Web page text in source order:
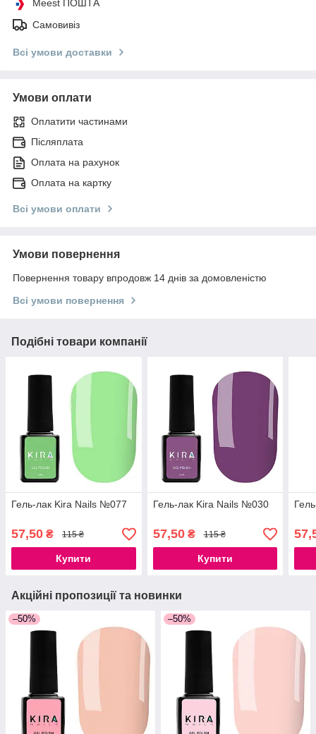
Meest ПОШТА
Самовивіз
Всі умови доставки
Умови оплати
Оплатити частинами
Післяплата
Оплата на рахунок
Оплата на картку
Всі умови оплати
Умови повернення
Повернення товару впродовж 14 днів за домовленістю
Всі умови повернення
Подібні товари компанії
Гель-лак Kira Nails №077
57,50 ₴ 115 ₴
Купити
Гель-лак Kira Nails №030
57,50₴ 115 ₴
Купити
Акційні пропозиції та новинки
–50% –50%